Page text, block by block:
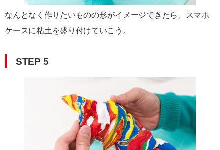
なんとなく作りたいものの形がイメージできたら、スマホ
ケースに粘土を盛り付けていこう。
STEP 5